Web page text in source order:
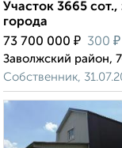
Участок 3665
города
73 700 000 ₽ 300 ₽
Заволжский район,
Собственник,